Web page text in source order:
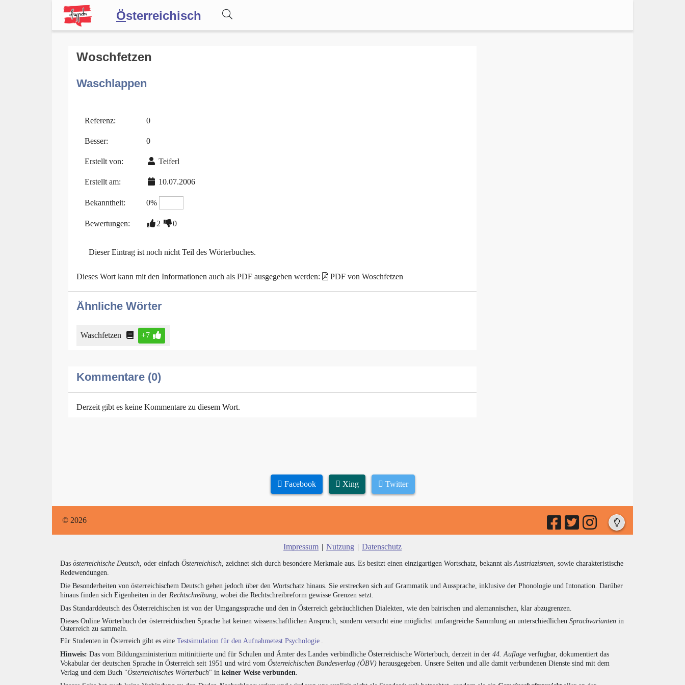
Österreichisch
Forum
Blog
Woschfetzen
Waschlappen
Referenz: 0
Besser: 0
Erstellt von: Teiferl
Erstellt am: 10.07.2006
Bekanntheit: 0%
Bewertungen: 2 0
Dieser Eintrag ist noch nicht Teil des Wörterbuches.
Dieses Wort kann mit den Informationen auch als PDF ausgegeben werden: PDF von Woschfetzen
Ähnliche Wörter
Waschfetzen +7
Kommentare (0)
Derzeit gibt es keine Kommentare zu diesem Wort.
Facebook Xing Twitter
© 2026
Impressum | Nutzung | Datenschutz
Das österreichische Deutsch, oder einfach Österreichisch, zeichnet sich durch besondere Merkmale aus. Es besitzt einen einzigartigen Wortschatz, bekannt alsAustriazismen, sowie charakteristische
Redewendungen.
Die Besonderheiten von österreichischem Deutsch gehen jedoch über den Wortschatz hinaus. Sie erstrecken sich auf Grammatik und Aussprache, inklusive der Phonologie und Intonation. Darüber
hinaus finden sich Eigenheiten in der Rechtschreibung, wobei die Rechtschreibreform gewisse Grenzen setzt.
Das Standarddeutsch des Österreichischen ist von der Umgangssprache und den in Österreich gebräuchlichen Dialekten, wie den bairischen und alemannischen, klar abzugrenzen.
Dieses Online Wörterbuch der österreichischen Sprache hat keinen wissenschaftlichen Anspruch, sondern versucht eine möglichst umfangreiche Sammlung an unterschiedlichen Sprachvarianten in
Österreich zu sammeln.
Für Studenten in Österreich gibt es eine Testsimulation für den Aufnahmetest Psychologie .
Hinweis: Das vom Bildungsministerium mitinitiierte und für Schulen und Ämter des Landes verbindliche Österreichische Wörterbuch, derzeit in der 44. Auflage verfügbar, dokumentiert das
Vokabular der deutschen Sprache in Österreich seit 1951 und wird vom Österreichischen Bundesverlag (ÖBV) herausgegeben. Unsere Seiten und alle damit verbundenen Dienste sind mit dem
Verlag und dem Buch "Österreichisches Wörterbuch" in keiner Weise verbunden.